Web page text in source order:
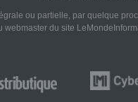
ou partielle, par quelque
webmaster du site